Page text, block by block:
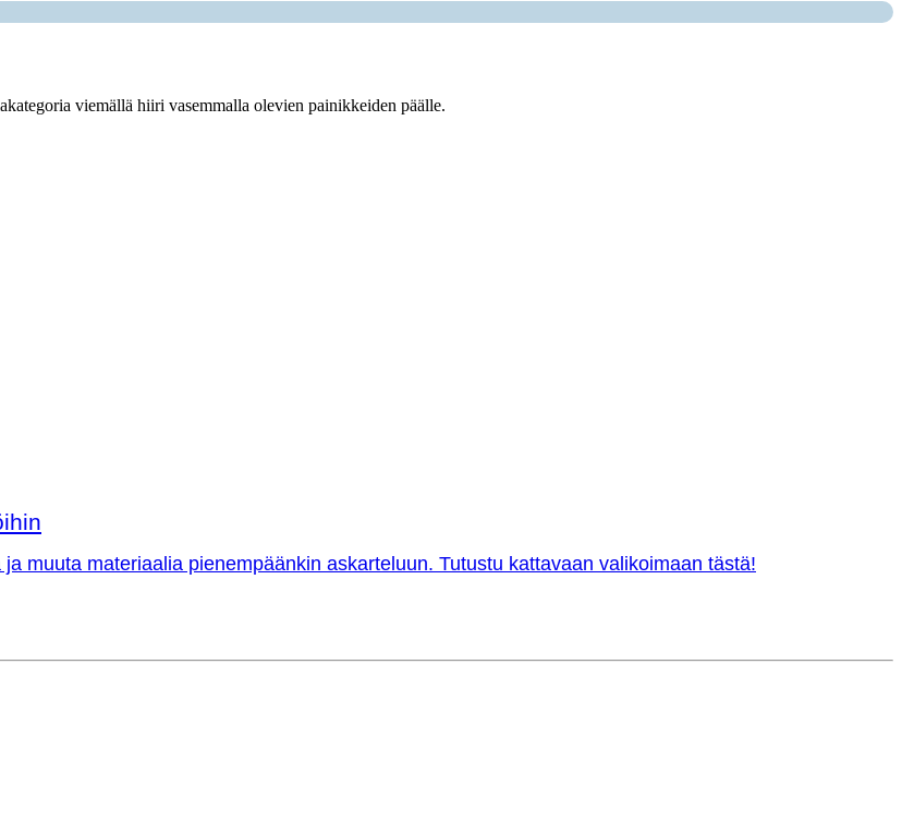
viemällä hiiri vasemmalla olevien painikkeiden päälle.
muuta materiaalia pienempäänkin askarteluun. Tutustu kattavaan valikoimaan tästä!